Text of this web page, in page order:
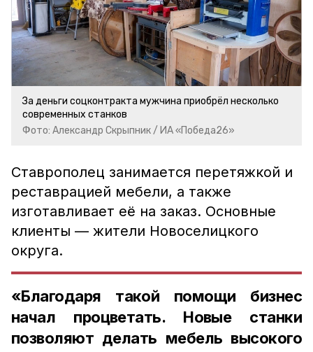
За деньги соцконтракта мужчина приобрёл несколько
современных станков
Фото: Александр Скрыпник / ИА «Победа26»
Ставрополец занимается перетяжкой и
реставрацией мебели, а также
изготавливает её на заказ. Основные
клиенты — жители Новоселицкого
округа.
«Благодаря такой помощи бизнес
начал процветать. Новые станки
позволяют делать мебель высокого